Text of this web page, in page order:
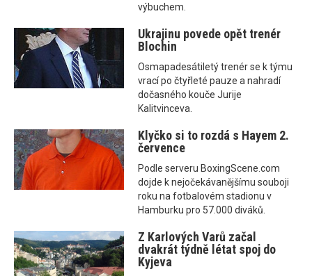
výbuchem.
Ukrajinu povede opět trenér
Blochin
Osmapadesátiletý trenér se k týmu
vrací po čtyřleté pauze a nahradí
dočasného kouče Jurije
Kalitvinceva.
Klyčko si to rozdá s Hayem 2.
července
Podle serveru BoxingScene.com
dojde k nejočekávanějšímu souboji
roku na fotbalovém stadionu v
Hamburku pro 57.000 diváků.
Z Karlových Varů začal
dvakrát týdně létat spoj do
Kyjeva